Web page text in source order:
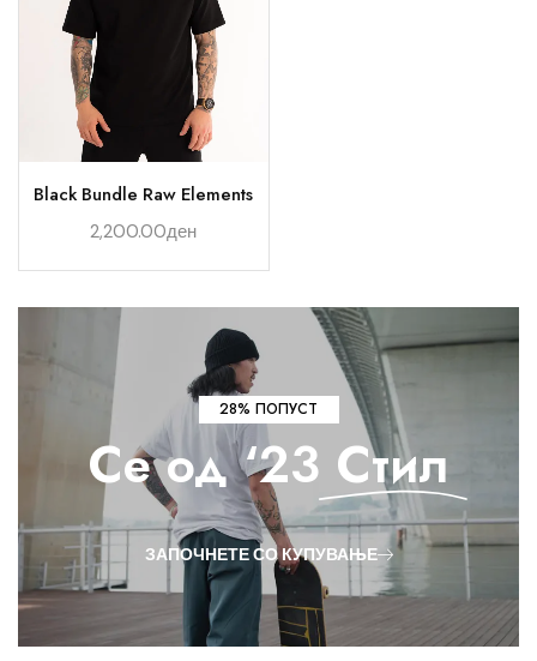
Black Bundle Raw Elements
2,200.00ден
28% ПОПУСТ
Се од ‘23 Стил
ЗАПОЧНЕТЕ СО КУПУВАЊЕ